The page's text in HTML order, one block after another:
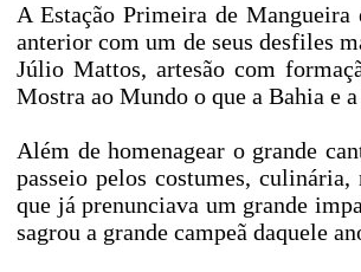
A Estação Primeira de
anterior com um de seus desfiles
Júlio Mattos, artesão com
Mostra ao Mundo o que a Bahia e
Além de homenagear o grande
passeio pelos costumes,
que já prenunciava um grande
sagrou a grande campeã daquele